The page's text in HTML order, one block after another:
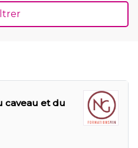
caveau et du